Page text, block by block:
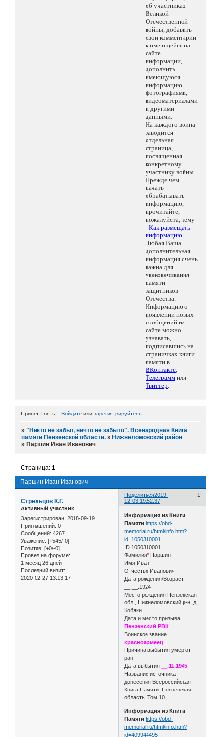
об участниках
Великой
Отечественной
войны, добавить
свои комментарии
к имеющейся на
сайте
информации,
дополнить
имеющуюся
информацию
фотографиями,
видеоматериалами
и другими
данными.
На каждого воина
заводится
отдельная
страница,
посвященная
конкретному
участнику войны.
Прежде чем
начать
обрабатывать
информацию,
прочитайте,
пожалуйста, тему
- Как размещать
информацию.
Любая Ваша
дополнительная
информация очень
важна для
увековечивания
памяти
защитников
Отечества.
Информацию о
появлении новых
сообщений на
сайте можно
узнавать,
подписавшись на
страничках книги
памяти в
ВКонтакте,
Телеграмм или
Твиттер.
Привет, Гость! Войдитеили зарегистрируйтесь.
»"Никто не забыт, ничто не забыто". Всенародная Книга
памяти Пензенской области. » Нижнеломовский район
» Паршин Иван Иванович
Паршин Иван Иванович
Страница:1
Поделиться 1
2019-
12-03 19:52:37
Стрельцов К.Г.
Активный участник
Зарегистрирован: 2018-09-19
Приглашений: 0
Сообщений: 4267
Уважение: [+545/-0]
Позитив: [+0/-0]
Провел на форуме:
1 месяц 26 дней
Последний визит:
2020-02-27 13:13:17
Информация из Книги
Памяти https://obd-
memorial.ru/html/info.htm?
id=1050310001 :
ID 1050310001
Фамилия* Паршин
Имя Иван
Отчество Иванович
Дата рождения/Возраст
__.__.1924
Место рождения Пензенская
обл., Нижнеломовский р-н, д.
Кобяки
Дата и место призыва
Пензенский РВК
Воинское звание
красноармеец
Причина выбытия умер от
ран
Дата выбытия
__.11.1945
Название источника
донесения Всероссийская
Книга Памяти. Пензенская
область. Том 10.
Информация из Книги
Памяти https://obd-
memorial.ru/html/info.htm?
id=409944495 :